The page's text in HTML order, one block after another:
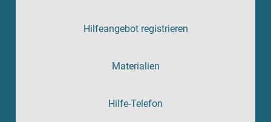
Hilfeangebot registrieren
Materialien
Hilfe-Telefon